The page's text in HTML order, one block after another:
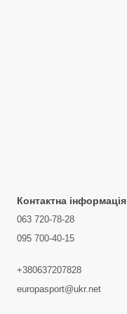
Контактна інформація
063 720-78-28
095 700-40-15
+380637207828
europasport@ukr.net